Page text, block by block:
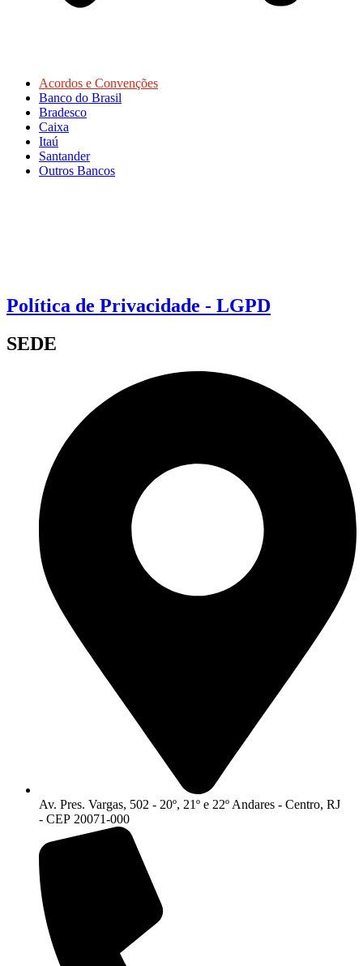
Acordos e Convenções
Banco do Brasil
Bradesco
Caixa
Itaú
Santander
Outros Bancos
Política de Privacidade - LGPD
SEDE
Av. Pres. Vargas, 502 - 20º, 21º e 22º Andares - Centro, RJ
- CEP 20071-000